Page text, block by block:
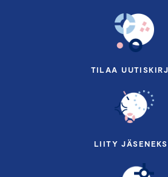
TILAA
LIITY